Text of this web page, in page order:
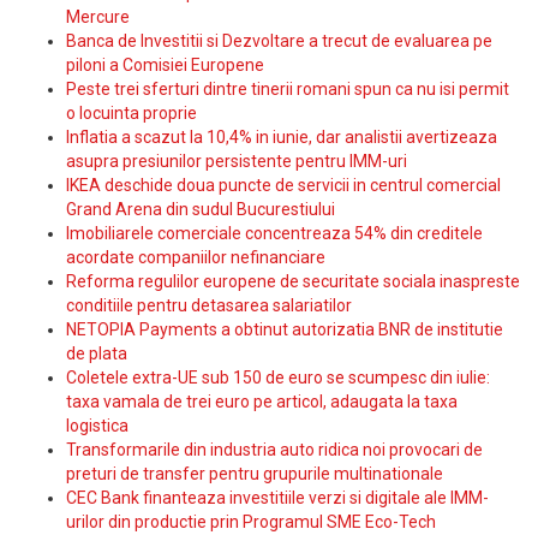
Mercure
Banca de Investitii si Dezvoltare a trecut de evaluarea pe
piloni a Comisiei Europene
Peste trei sferturi dintre tinerii romani spun ca nu isi permit
o locuinta proprie
Inflatia a scazut la 10,4% in iunie, dar analistii avertizeaza
asupra presiunilor persistente pentru IMM-uri
IKEA deschide doua puncte de servicii in centrul comercial
Grand Arena din sudul Bucurestiului
Imobiliarele comerciale concentreaza 54% din creditele
acordate companiilor nefinanciare
Reforma regulilor europene de securitate sociala inaspreste
conditiile pentru detasarea salariatilor
NETOPIA Payments a obtinut autorizatia BNR de institutie
de plata
Coletele extra-UE sub 150 de euro se scumpesc din iulie:
taxa vamala de trei euro pe articol, adaugata la taxa
logistica
Transformarile din industria auto ridica noi provocari de
preturi de transfer pentru grupurile multinationale
CEC Bank finanteaza investitiile verzi si digitale ale IMM-
urilor din productie prin Programul SME Eco-Tech